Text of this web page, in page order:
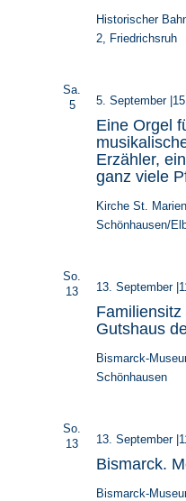
Historischer
2, Friedrichsruh
Sa.
5
Eine Orgel
Erzähler,
ganz viele
5. September
Kirche St.
Schönhausen/
So.
13
Gutshaus
13. September
Bismarck-
Schönhausen
So.
13
Bismarck.
13. September
Bismarck-